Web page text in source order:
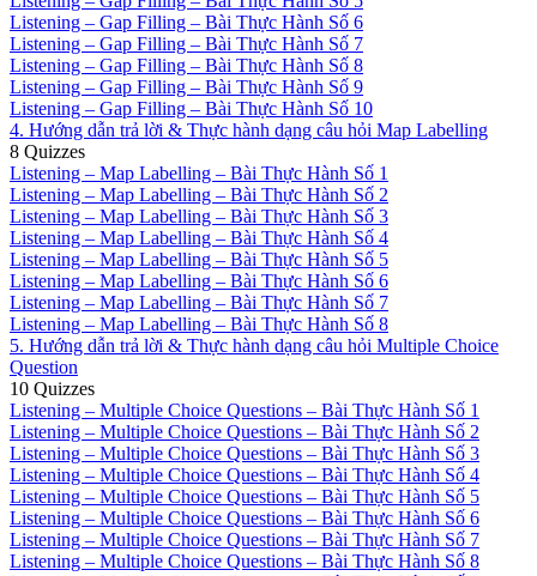
Listening – Gap Filling – Bài Thực Hành Số 6
Listening – Gap Filling – Bài Thực Hành Số 7
Listening – Gap Filling – Bài Thực Hành Số 8
Listening – Gap Filling – Bài Thực Hành Số 9
Listening – Gap Filling – Bài Thực Hành Số 10
4. Hướng dẫn trả lời & Thực hành dạng câu hỏi Map Labelling
8 Quizzes
Listening – Map Labelling – Bài Thực Hành Số 1
Listening – Map Labelling – Bài Thực Hành Số 2
Listening – Map Labelling – Bài Thực Hành Số 3
Listening – Map Labelling – Bài Thực Hành Số 4
Listening – Map Labelling – Bài Thực Hành Số 5
Listening – Map Labelling – Bài Thực Hành Số 6
Listening – Map Labelling – Bài Thực Hành Số 7
Listening – Map Labelling – Bài Thực Hành Số 8
5. Hướng dẫn trả lời & Thực hành dạng câu hỏi Multiple Choice
Question
10 Quizzes
Listening – Multiple Choice Questions – Bài Thực Hành Số 1
Listening – Multiple Choice Questions – Bài Thực Hành Số 2
Listening – Multiple Choice Questions – Bài Thực Hành Số 3
Listening – Multiple Choice Questions – Bài Thực Hành Số 4
Listening – Multiple Choice Questions – Bài Thực Hành Số 5
Listening – Multiple Choice Questions – Bài Thực Hành Số 6
Listening – Multiple Choice Questions – Bài Thực Hành Số 7
Listening – Multiple Choice Questions – Bài Thực Hành Số 8